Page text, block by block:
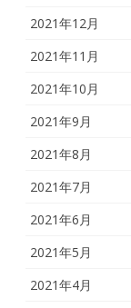
2021年12月
2021年11月
2021年10月
2021年9月
2021年8月
2021年7月
2021年6月
2021年5月
2021年4月